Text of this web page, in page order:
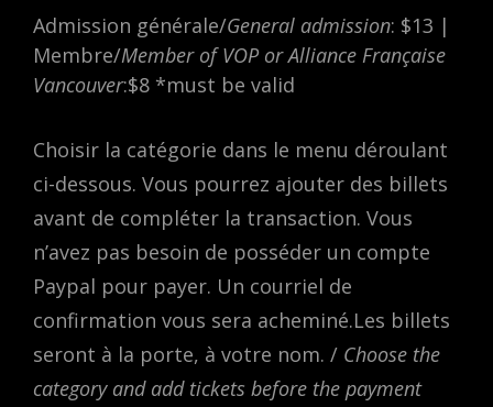
Admission générale/General admission: $13 |
Membre/Member of VOP or Alliance Française
Vancouver:$8 *must be valid
Choisir la catégorie dans le menu déroulant
ci-dessous. Vous pourrez ajouter des billets
avant de compléter la transaction. Vous
n’avez pas besoin de posséder un compte
Paypal pour payer. Un courriel de
confirmation vous sera acheminé.Les billets
seront à la porte, à votre nom. / Choose the
category and add tickets before the payment